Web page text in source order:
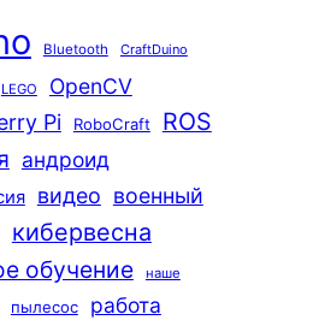
Bluetooth CraftDuino
LEGO OpenCV
Pi RoboCraft ROS
андроид
видео военный
кибервесна
обучение наше
пылесос работа